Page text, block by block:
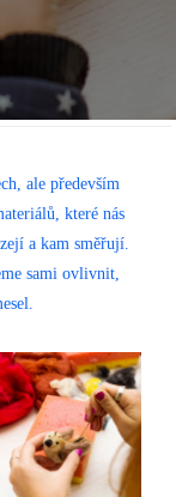
ale především
které nás
a kam směřují.
sami ovlivnit,